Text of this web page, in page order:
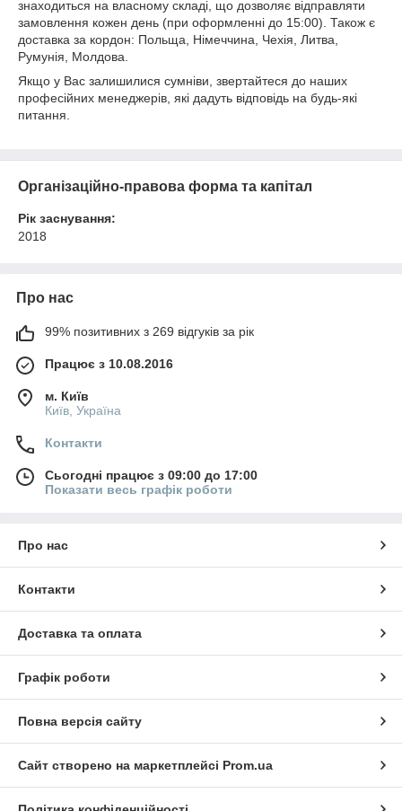
знаходиться на власному складі, що дозволяє відправляти
замовлення кожен день (при оформленні до 15:00). Також є
доставка за кордон: Польща, Німеччина, Чехія, Литва,
Румунія, Молдова.
Якщо у Вас залишилися сумніви, звертайтеся до наших
професійних менеджерів, які дадуть відповідь на будь-які
питання.
Організаційно-правова форма та капітал
Рік заснування:
2018
Про нас
99% позитивних з 269 відгуків за рік
Працює з 10.08.2016
м. Київ
Київ, Україна
Контакти
Сьогодні працює з 09:00 до 17:00
Показати весь графік роботи
Про нас
Контакти
Доставка та оплата
Графік роботи
Повна версія сайту
Сайт створено на маркетплейсі Prom.ua